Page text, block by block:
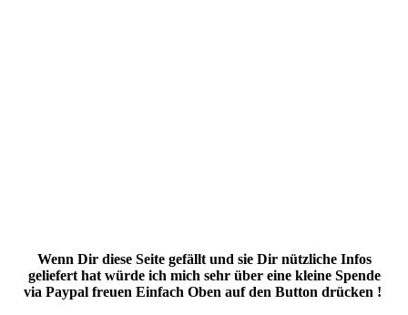
Wenn Dir diese Seite gefällt und sie Dir nützliche Infos
geliefert hat würde ich mich sehr über eine kleine Spende
via Paypal freuen Einfach Oben auf den Button drücken !